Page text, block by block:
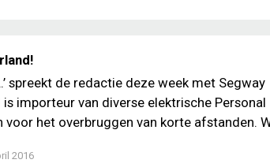
spreekt de redactie deze week met Segway
importeur van diverse elektrische Personal
het overbruggen van korte afstanden.
2016